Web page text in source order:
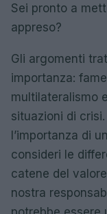
Sei pronto a
appreso?
Gli argomenti
importanza:
multilateralismo
situazioni di
l’importanza di
consideri le
catene del
nostra